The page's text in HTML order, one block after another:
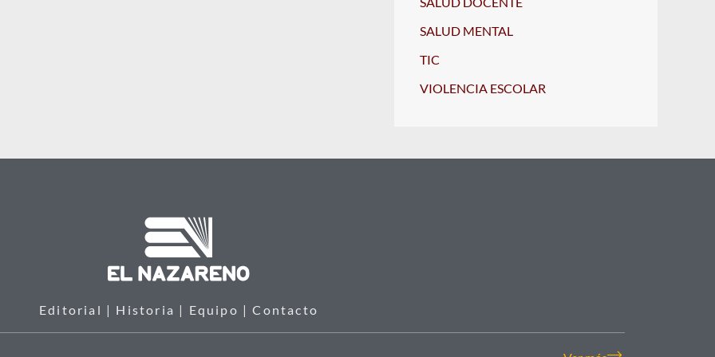
SALUD MENTAL
TIC
VIOLENCIA ESCOLAR
Editorial | Historia | Equipo | Contacto